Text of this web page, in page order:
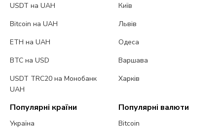
USDT на UAH
Bitcoin на UAH
ETH на UAH
BTC на USD
USDT TRC20 на Монобанк
UAH
Київ
Львів
Одеса
Варшава
Харків
Популярні країни
Україна
Популярні валюти
Bitcoin